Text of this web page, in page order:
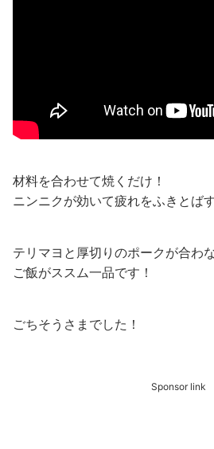
材料を合わせて焼くだけ！
ニンニクが効いて疲れをふきとばす
テリマヨと厚切りのポークが合わ
ご飯がススム一品です！
ごちそうさまでした！
Sponsor link